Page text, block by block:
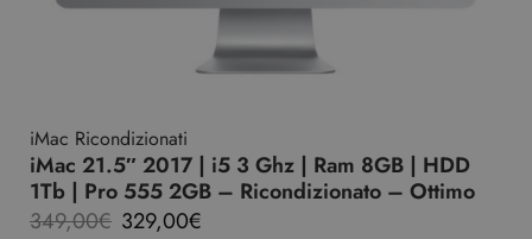
iMac Ricondizionati
iMac 21.5″ 2017 | i5 3 Ghz | Ram 8GB | HDD
1Tb | Pro 555 2GB – Ricondizionato – Ottimo
349,00€ 329,00€